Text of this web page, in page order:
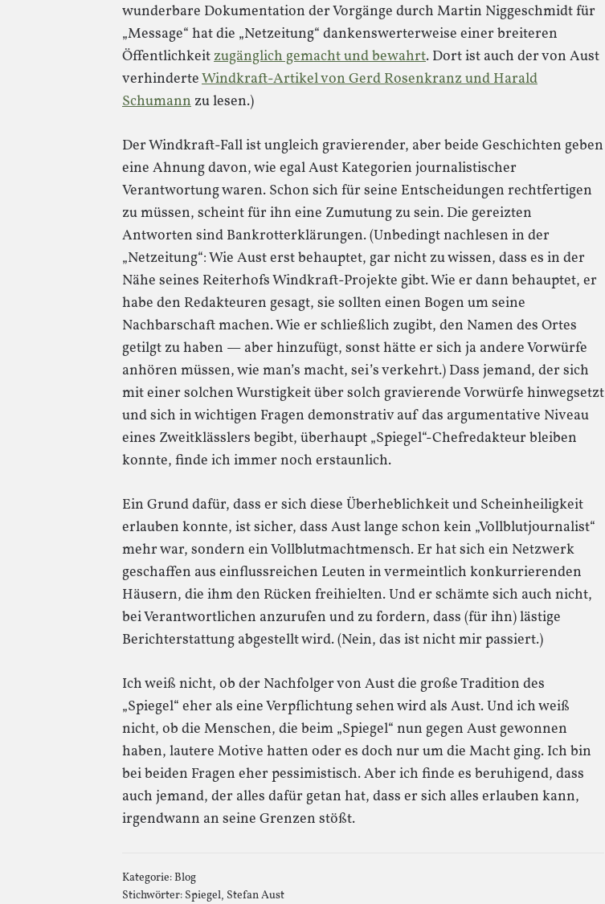
wunderbare Dokumentation der Vorgänge durch Martin Niggeschmidt für
„Message“ hat die „Netzeitung“ dankenswerterweise einer breiteren
Öffentlichkeitzugänglich gemacht und bewahrt. Dort ist auch der von Aust
verhinderteWindkraft-Artikel von Gerd Rosenkranz und Harald
Schumann zu lesen.)
Der Windkraft-Fall ist ungleich gravierender, aber beide Geschichten geben
eine Ahnung davon, wie egal Aust Kategorien journalistischer
Verantwortung waren. Schon sich für seine Entscheidungen rechtfertigen
zu müssen, scheint für ihn eine Zumutung zu sein. Die gereizten
Antworten sind Bankrotterklärungen. (Unbedingt nachlesen in der
„Netzeitung“: Wie Aust erst behauptet, gar nicht zu wissen, dass es in der
Nähe seines Reiterhofs Windkraft-Projekte gibt. Wie er dann behauptet, er
habe den Redakteuren gesagt, sie sollten einen Bogen um seine
Nachbarschaft machen. Wie er schließlich zugibt, den Namen des Ortes
getilgt zu haben — aber hinzufügt, sonst hätte er sich ja andere Vorwürfe
anhören müssen, wie man’s macht, sei’s verkehrt.) Dass jemand, der sich
mit einer solchen Wurstigkeit über solch gravierende Vorwürfe hinwegsetzt
und sich in wichtigen Fragen demonstrativ auf das argumentative Niveau
eines Zweitklässlers begibt, überhaupt „Spiegel“-Chefredakteur bleiben
konnte, finde ich immer noch erstaunlich.
Ein Grund dafür, dass er sich diese Überheblichkeit und Scheinheiligkeit
erlauben konnte, ist sicher, dass Aust lange schon kein „Vollblutjournalist“
mehr war, sondern ein Vollblutmachtmensch. Er hat sich ein Netzwerk
geschaffen aus einflussreichen Leuten in vermeintlich konkurrierenden
Häusern, die ihm den Rücken freihielten. Und er schämte sich auch nicht,
bei Verantwortlichen anzurufen und zu fordern, dass (für ihn) lästige
Berichterstattung abgestellt wird. (Nein, das ist nicht mir passiert.)
Ich weiß nicht, ob der Nachfolger von Aust die große Tradition des
„Spiegel“ eher als eine Verpflichtung sehen wird als Aust. Und ich weiß
nicht, ob die Menschen, die beim „Spiegel“ nun gegen Aust gewonnen
haben, lautere Motive hatten oder es doch nur um die Macht ging. Ich bin
bei beiden Fragen eher pessimistisch. Aber ich finde es beruhigend, dass
auch jemand, der alles dafür getan hat, dass er sich alles erlauben kann,
irgendwann an seine Grenzen stößt.
Kategorie:Blog
Stichwörter: Spiegel, Stefan Aust